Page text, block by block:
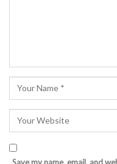
Save my name, email, and